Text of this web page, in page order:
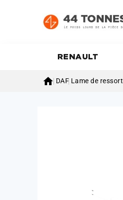
RENAULT
 DAF Lame de ressort